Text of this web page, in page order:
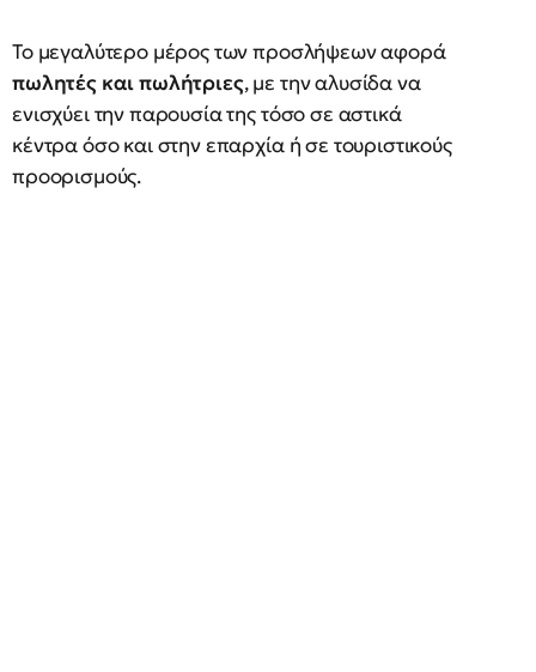
Το μεγαλύτερο μέρος των προσλήψεων αφορά
πωλητές και πωλήτριες, με την αλυσίδα να
ενισχύει την παρουσία της τόσο σε αστικά
κέντρα όσο και στην επαρχία ή σε τουριστικούς
προορισμούς.